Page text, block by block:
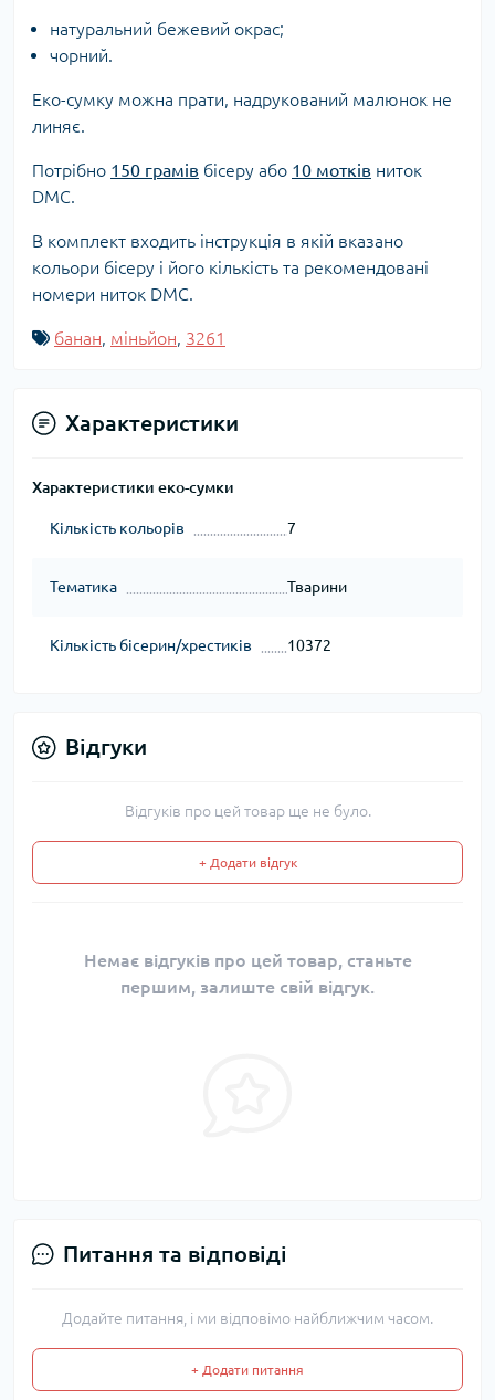
натуральний бежевий окрас;
чорний.
Еко-сумку можна прати, надрукований малюнок не
линяє.
Потрібно 150 грамів бісеру або 10 мотків ниток
DMC.
В комплект входить інструкція в якій вказано
кольори бісеру і його кількість та рекомендовані
номери ниток DMC.
банан, міньйон, 3261
Характеристики
Характеристики еко-сумки
Кількість кольорів 7
Тематика Тварини
Кількість бісерин/хрестиків 10372
Відгуки
Відгуків про цей товар ще не було.
+ Додати відгук
Немає відгуків про цей товар, станьте
першим, залиште свій відгук.
Питання та відповіді
Додайте питання, і ми відповімо найближчим часом.
+ Додати питання